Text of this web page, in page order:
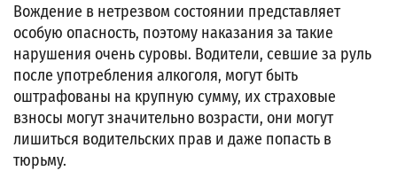
Вождение в нетрезвом состоянии представляет
особую опасность, поэтому наказания за такие
нарушения очень суровы. Водители, севшие за руль
после употребления алкоголя, могут быть
оштрафованы на крупную сумму, их страховые
взносы могут значительно возрасти, они могут
лишиться водительских прав и даже попасть в
тюрьму.